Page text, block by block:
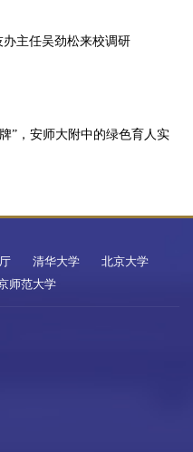
主任吴劲松来校调研
”，安师大附中的绿色育人实
清华大学
北京大学
师范大学